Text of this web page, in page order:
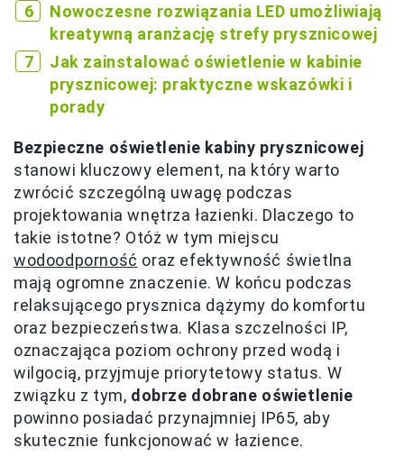
Nowoczesne rozwiązania LED umożliwiają
kreatywną aranżację strefy prysznicowej
Jak zainstalować oświetlenie w kabinie
prysznicowej: praktyczne wskazówki i
porady
Bezpieczne oświetlenie kabiny prysznicowej
stanowi kluczowy element, na który warto
zwrócić szczególną uwagę podczas
projektowania wnętrza łazienki. Dlaczego to
takie istotne? Otóż w tym miejscu
wodoodporność oraz efektywność świetlna
mają ogromne znaczenie. W końcu podczas
relaksującego prysznica dążymy do komfortu
oraz bezpieczeństwa. Klasa szczelności IP,
oznaczająca poziom ochrony przed wodą i
wilgocią, przyjmuje priorytetowy status. W
związku z tym, dobrze dobrane oświetlenie
powinno posiadać przynajmniej IP65, aby
skutecznie funkcjonować w łazience.